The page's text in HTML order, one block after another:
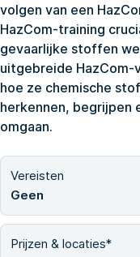
volgen van een
HazCom-training
gevaarlijke stoffen
uitgebreide HazCom-
hoe ze chemische
herkennen, begrijpen
omgaan.
Vereisten
Geen
Prijzen & locaties*